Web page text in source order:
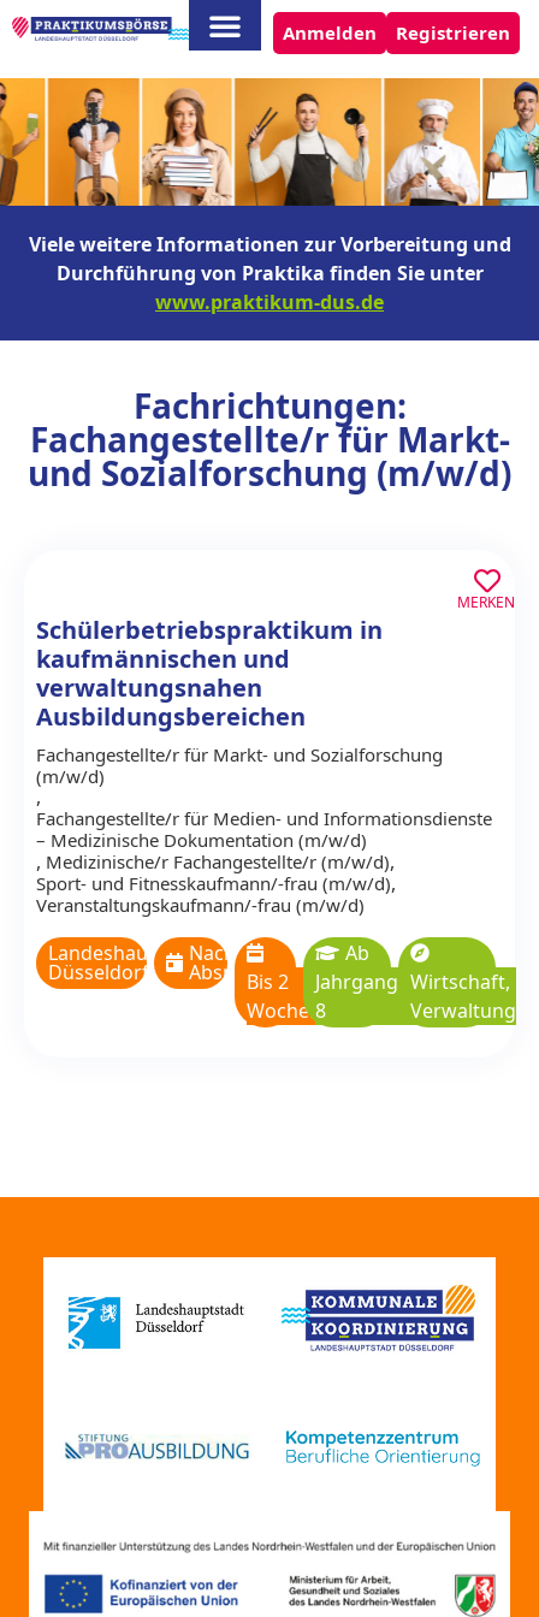
Anmelden Registrieren
Viele weitere Informationen zur Vorbereitung und
Durchführung von Praktika finden Sie unter
www.praktikum-dus.de
Fachrichtungen:
Fachangestellte/r für Markt-
und Sozialforschung (m/w/d)
Schülerbetriebspraktikum in
kaufmännischen und
verwaltungsnahen
Ausbildungsbereichen
Fachangestellte/r für Markt- und Sozialforschung
(m/w/d)
,
Fachangestellte/r für Medien- und Informationsdienste
– Medizinische Dokumentation (m/w/d)
, Medizinische/r Fachangestellte/r (m/w/d),
Sport- und Fitnesskaufmann/-frau (m/w/d),
Veranstaltungskaufmann/-frau (m/w/d)
MERKEN
Landeshauptstadt
Düsseldorf
Nach
Absprache
Bis 2
Wochen
Ab
Jahrgangsstufe
8
Wirtschaft,
Verwaltung